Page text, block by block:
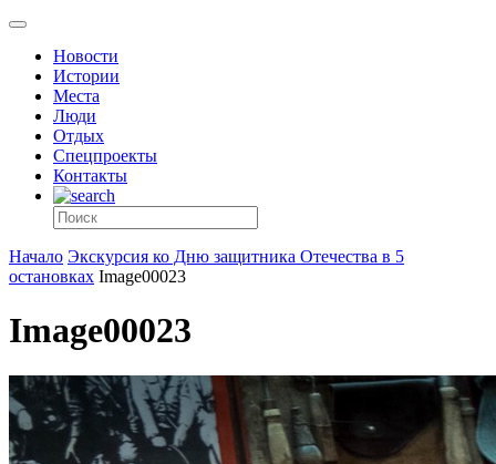
Новости
Истории
Места
Люди
Отдых
Спецпроекты
Контакты
Начало Экскурсия ко Дню защитника Отечества в 5
остановках Image00023
Image00023